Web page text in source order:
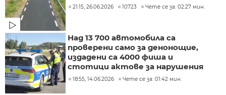
21:15, 26.06.2026 10723 Чете се за: 02:27 мин.
Над 13 700 автомобила са
проверени само за денонощие,
издадени са 4000 фиша и
стотици актове за нарушения
18:55, 14.06.2026 Чете се за: 01:42 мин.